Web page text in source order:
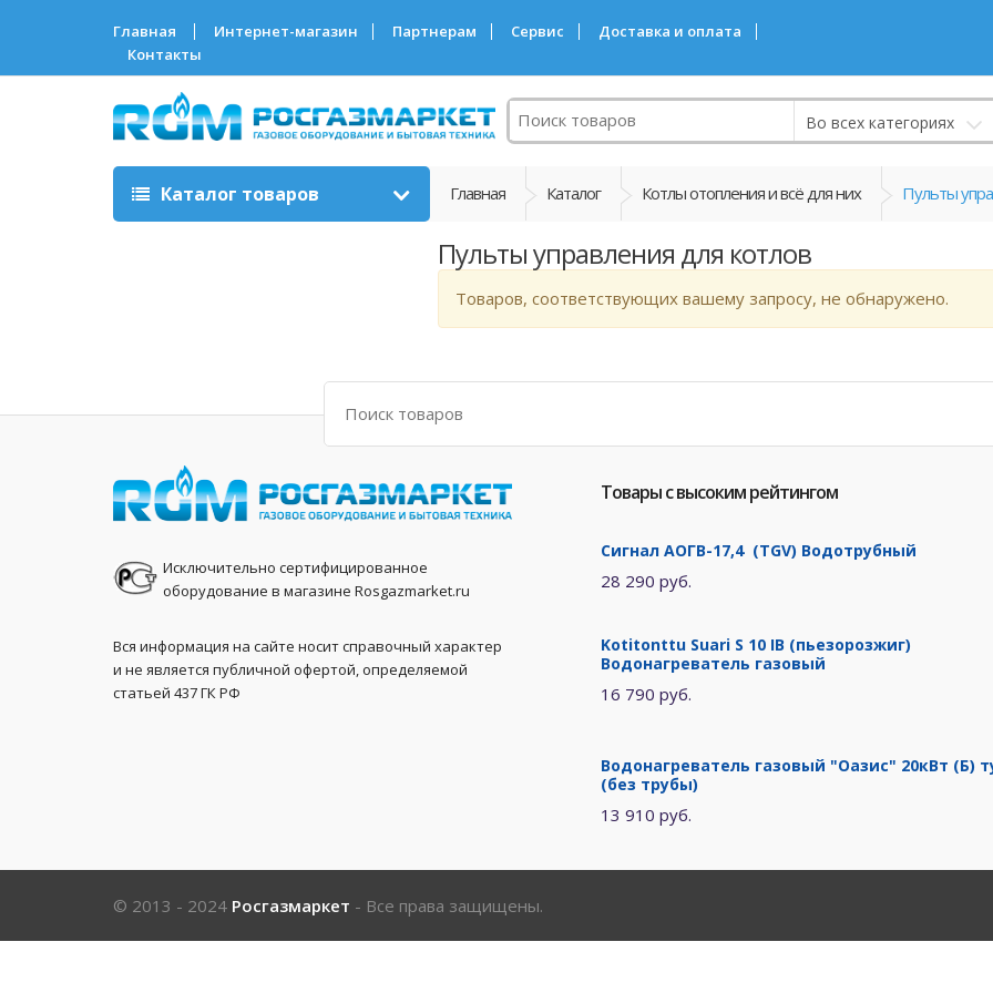
Главная Интернет-магазин Партнерам Сервис
Доставка и оплата
Контакты
Поиск
Во всех категориях
Каталог товаров Главная Каталог Котлы отопления и всё для них Пульты
Пульты управления для котлов
Товаров, соответствующих вашему запросу, не обнаружено.
Поиск
Исключительно сертифицированное
оборудование в магазине Rosgazmarket.ru
Вся информация на сайте носит справочный характер
и не является публичной офертой, определяемой
статьей 437 ГК РФ
Товары с высоким рейтингом
Сигнал АОГВ-17,4 (TGV) Водотрубный
28 290 руб.
Kotitonttu Suari S 10 IB (пьезорозжиг)
Водонагреватель газовый
16 790 руб.
Водонагреватель газовый "Оазис" 20кВт (Б)
(без трубы)
13 910 руб.
© 2013 - 2024 Росгазмаркет - Все права защищены.